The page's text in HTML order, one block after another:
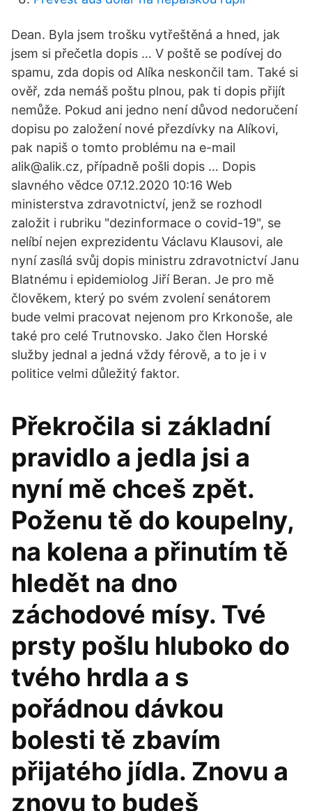
Dean. Byla jsem trošku vytřeštěná a hned, jak
jsem si přečetla dopis … V poště se podívej do
spamu, zda dopis od Alíka neskončil tam. Také si
ověř, zda nemáš poštu plnou, pak ti dopis přijít
nemůže. Pokud ani jedno není důvod nedoručení
dopisu po založení nové přezdívky na Alíkovi,
pak napiš o tomto problému na e-mail
alik@alik.cz, případně pošli dopis … Dopis
slavného vědce 07.12.2020 10:16 Web
ministerstva zdravotnictví, jenž se rozhodl
založit i rubriku "dezinformace o covid-19", se
nelíbí nejen exprezidentu Václavu Klausovi, ale
nyní zasílá svůj dopis ministru zdravotnictví Janu
Blatnému i epidemiolog Jiří Beran. Je pro mě
člověkem, který po svém zvolení senátorem
bude velmi pracovat nejenom pro Krkonoše, ale
také pro celé Trutnovsko. Jako člen Horské
služby jednal a jedná vždy férově, a to je i v
politice velmi důležitý faktor.
Překročila si základní
pravidlo a jedla jsi a
nyní mě chceš zpět.
Poženu tě do koupelny,
na kolena a přinutím tě
hledět na dno
záchodové mísy. Tvé
prsty pošlu hluboko do
tvého hrdla a s
pořádnou dávkou
bolesti tě zbavím
přijatého jídla. Znovu a
znovu to budeš